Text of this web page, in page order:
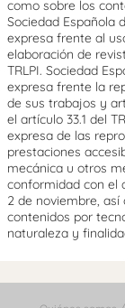
como sobre los
Sociedad Española
expresa frente al
elaboración de
TRLPI. Sociedad
expresa frente la
de sus trabajos y
el artículo 33.1 del
expresa de las
prestaciones
mecánica u otros
conformidad con el
2 de noviembre,
contenidos por
naturaleza y